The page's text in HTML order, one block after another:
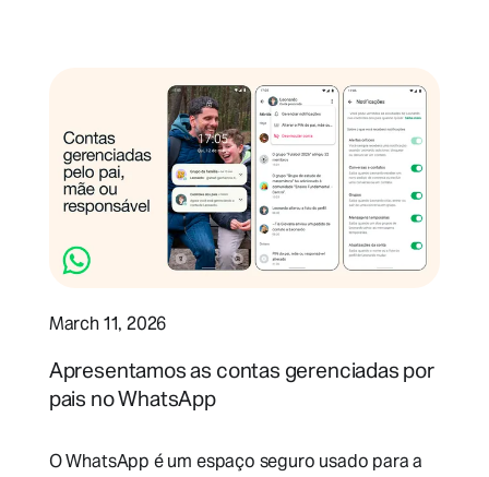
March 11, 2026
Apresentamos as contas gerenciadas por
pais no WhatsApp
O WhatsApp é um espaço seguro usado para a